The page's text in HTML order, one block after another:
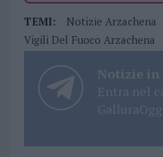
TEMI: Notizie Arzachena
Vigili Del Fuoco Arzachena
Notizie in
Entra nel